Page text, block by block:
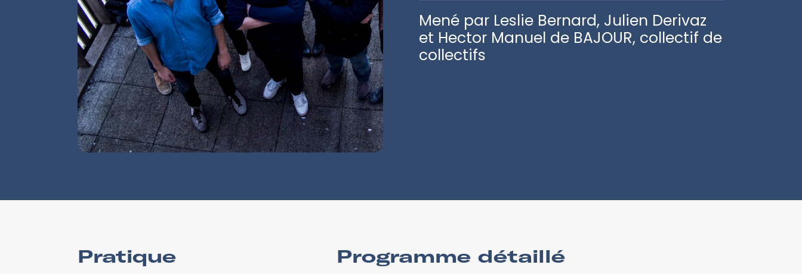
Mené par Leslie Bernard, Julien Derivaz
et Hector Manuel de BAJOUR, collectif de
collectifs
Programme détaillé
Pratique